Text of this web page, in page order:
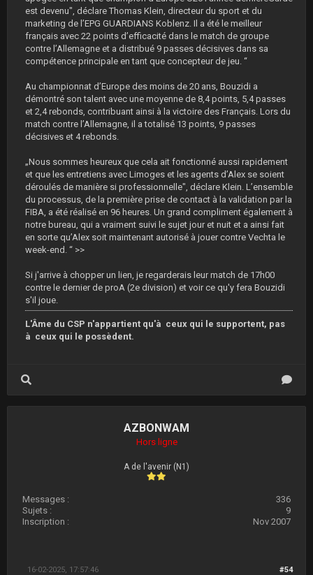
est devenu", déclare Thomas Klein, directeur du sport et du
marketing de l’EPG GUARDIANS Koblenz. Il a été le meilleur
français avec 22 points d’efficacité dans le match de groupe
contre l’Allemagne et a distribué 9 passes décisives dans sa
compétence principale en tant que concepteur de jeu. “
Au championnat d’Europe des moins de 20 ans, Bouzidi a
démontré son talent avec une moyenne de 8,4 points, 5,4 passes
et 2,4 rebonds, contribuant ainsi à la victoire des Français. Lors du
match contre l’Allemagne, il a totalisé 13 points, 9 passes
décisives et 4 rebonds.
„Nous sommes heureux que cela ait fonctionné aussi rapidement
et que les entretiens avec Limoges et les agents d’Alex se soient
déroulés de manière si professionnelle", déclare Klein. L’ensemble
du processus, de la première prise de contact à la validation par la
FIBA, a été réalisé en 96 heures. Un grand compliment également à
notre bureau, qui a vraiment suivi le sujet jour et nuit et a ainsi fait
en sorte qu’Alex soit maintenant autorisé à jouer contre Vechta le
week-end. “ >>
Si j'arrive à chopper un lien, je regarderais leur match de 17h00
contre le dernier de proA (2e division) et voir ce qu'y fera Bouzidi
s'il joue.
L'Âme du CSP n'appartient qu'à ceux qui le supportent, pas
à ceux qui le possèdent.
AZBONWAM
Hors ligne
A de l'avenir (N1)
Messages :
336
Sujets :
9
Inscription :
Nov 2007
#54
16-02-2025, 17:57:46